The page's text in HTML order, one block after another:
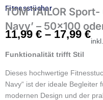
Fitnesstücher
TOM TAILOR
Navy’ – 50×100
11,99 € –17,99 €
Funktionalität trifft Stil
Dieses hochwertige
Navy“ ist der ideale Begleiter
modernen Design und der